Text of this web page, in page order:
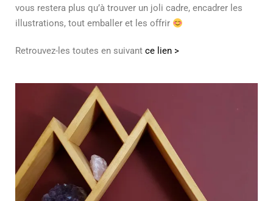
vous restera plus qu’à trouver un joli cadre, encadrer les
illustrations, tout emballer et les offrir
Retrouvez-les toutes en suivant ce lien >